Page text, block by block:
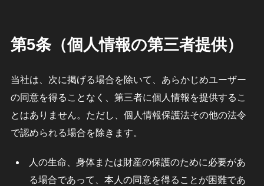
第5条（個人情報の第三者提供）
当社は、次に掲げる場合を除いて、あらかじめユーザー
の同意を得ることなく、第三者に個人情報を提供するこ
とはありません。ただし、個人情報保護法その他の法令
で認められる場合を除きます。
人の生命、身体または財産の保護のために必要があ
る場合であって、本人の同意を得ることが困難であ